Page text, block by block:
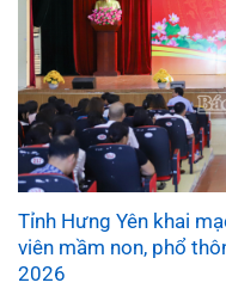
Tỉnh Hưng Yên khai
viên mầm non, phổ
2026